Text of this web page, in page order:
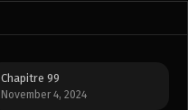
Chapitre 99
November 4, 2024